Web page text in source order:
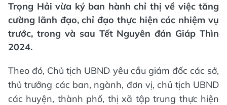
Trọng Hải vừa ký ban hành chỉ thị về việc tăng
cường lãnh đạo, chỉ đạo thực hiện các nhiệm vụ
trước, trong và sau Tết Nguyên đán Giáp Thìn
2024.
Theo đó, Chủ tịch UBND yêu cầu giám đốc các sở,
thủ trưởng các ban, ngành, đơn vị, chủ tịch UBND
các huyện, thành phố, thị xã tập trung thực hiện